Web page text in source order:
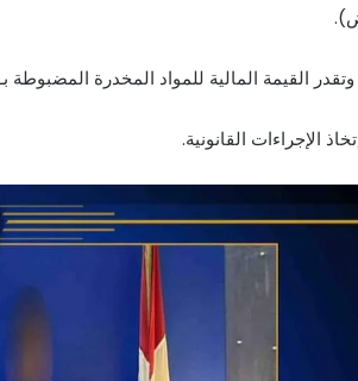
القيمة المالية للمواد المخدرة المضبوطة بـ (1,100 مليون جنيه
الإجراءات القانونية.